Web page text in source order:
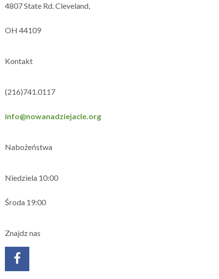
4807 State Rd. Cleveland,
OH 44109
Kontakt
(216)741.0117
info@nowanadziejacle.org
Nabożeństwa
Niedziela 10:00
Środa 19:00
Znajdz nas